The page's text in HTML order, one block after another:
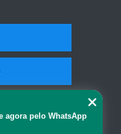
agora pelo WhatsApp